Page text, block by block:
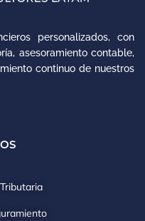
personalizados, con
asesoramiento contable,
continuo de nuestros